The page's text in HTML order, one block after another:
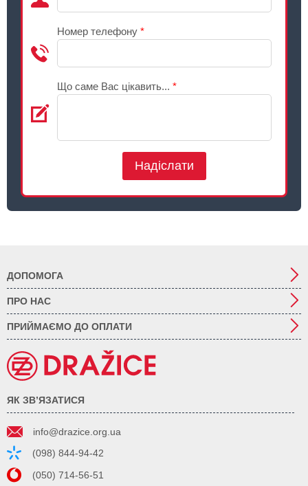
Номер телефону *
Що саме Вас цікавить... *
Надіслати
ДОПОМОГА
ПРО НАС
ПРИЙМАЄМО ДО ОПЛАТИ
ЯК ЗВ’ЯЗАТИСЯ
info@drazice.org.ua
(098) 844-94-42
(050) 714-56-51